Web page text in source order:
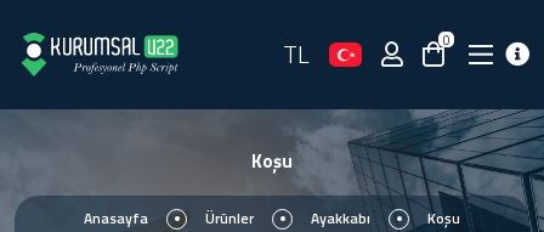
TL 0
Koşu
Anasayfa Ürünler Ayakkabı Koşu